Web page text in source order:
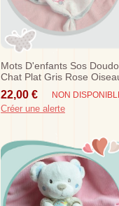
Mots D'enfants Sos
Chat Plat Gris Rose
22,00 € NON
Créer une alerte